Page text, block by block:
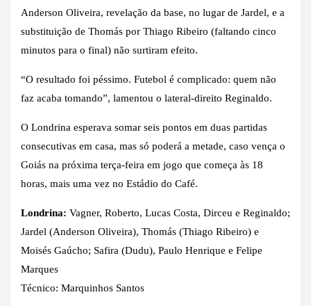
Anderson Oliveira, revelação da base, no lugar de Jardel, e a
substituição de Thomás por Thiago Ribeiro (faltando cinco
minutos para o final) não surtiram efeito.
“O resultado foi péssimo. Futebol é complicado: quem não
faz acaba tomando”, lamentou o lateral-direito Reginaldo.
O Londrina esperava somar seis pontos em duas partidas
consecutivas em casa, mas só poderá a metade, caso vença o
Goiás na próxima terça-feira em jogo que começa às 18
horas, mais uma vez no Estádio do Café.
Londrina: Vagner, Roberto, Lucas Costa, Dirceu e Reginaldo;
Jardel (Anderson Oliveira), Thomás (Thiago Ribeiro) e
Moisés Gaúcho; Safira (Dudu), Paulo Henrique e Felipe
Marques
Técnico: Marquinhos Santos